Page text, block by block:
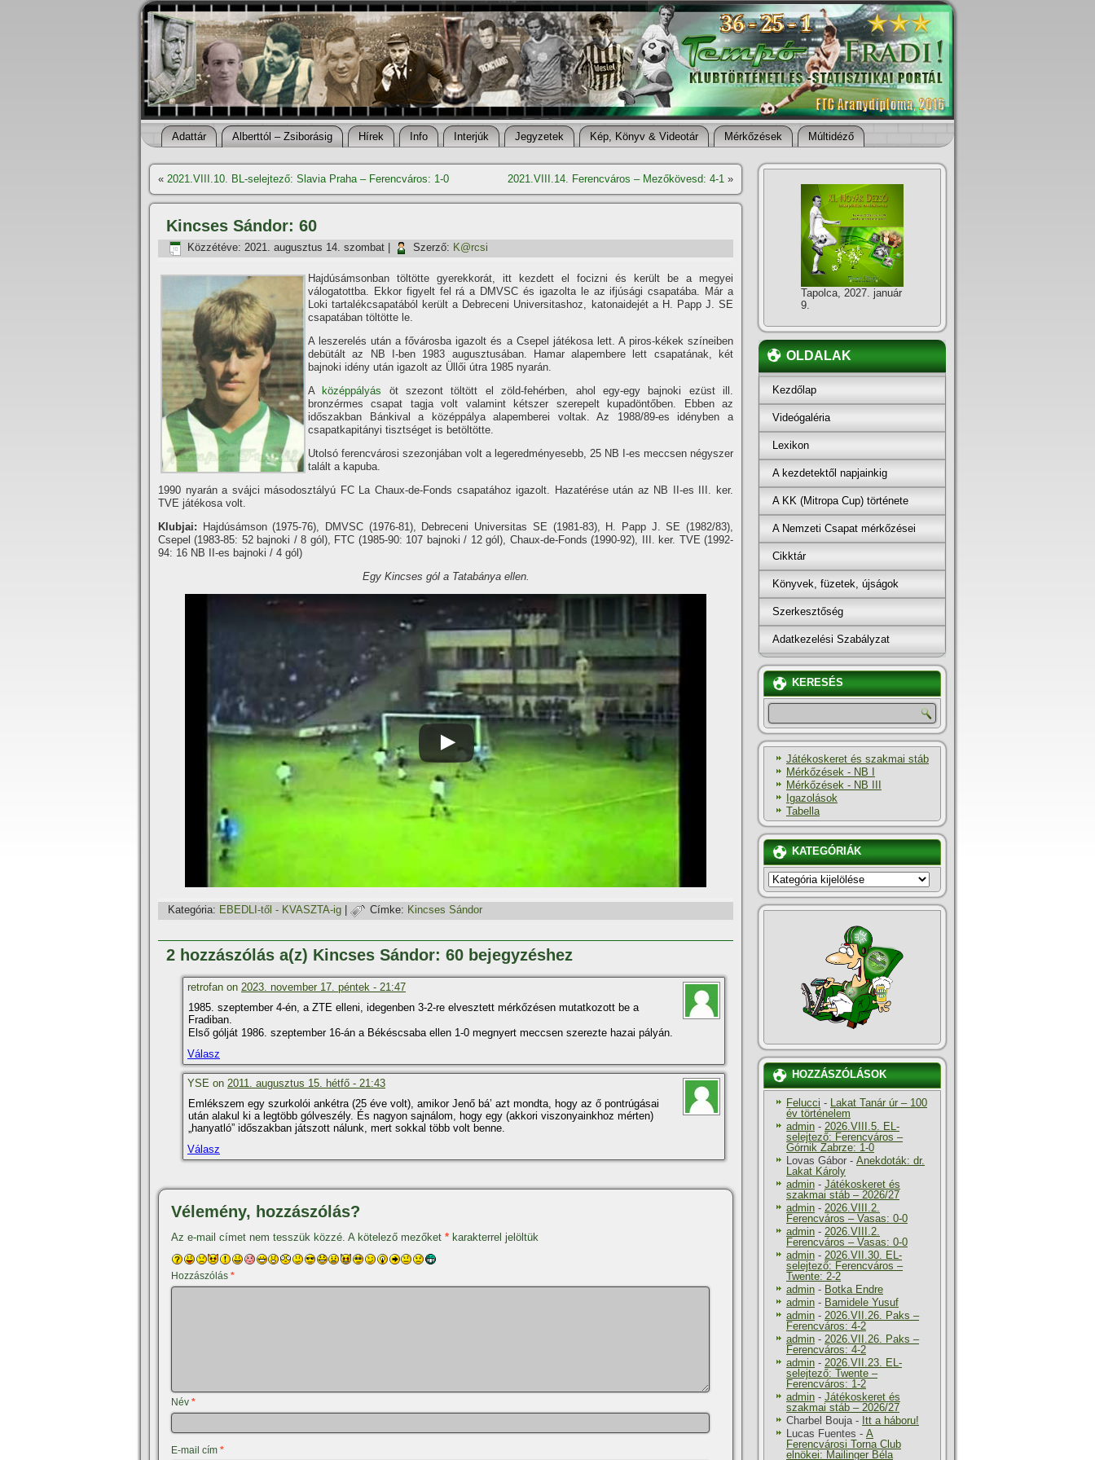
Adattár Alberttól – Zsiborásig Hí­rek Info Interjúk Jegyzetek Kép, Könyv & Videotár Mérkőzések Múltidéző
« 2021.VIII.10. BL-selejtező: Slavia Praha – Ferencváros: 1-0 2021.VIII.14. Ferencváros – Mezőkövesd: 4-1 »
Kincses Sándor: 60
Közzétéve: 2021. augusztus 14. szombat Szerző: K@rcsi
Hajdúsámsonban töltötte gyerekkorát, itt kezdett el focizni és került be a megyei
válogatottba. Ekkor figyelt fel rá a DMVSC és igazolta le az ifjúsági csapatába. Már a
Loki tartalékcsapatából került a Debreceni Universitashoz, katonaidejét a H. Papp J. SE
csapatában töltötte le.
A leszerelés után a fővárosba igazolt és a Csepel játékosa lett. A piros-kékek szí­neiben
debütált az NB I-ben 1983 augusztusában. Hamar alapembere lett csapatának, két
bajnoki idény után igazolt az Üllői útra 1985 nyarán.
A
középpályás öt szezont töltött el zöld-fehérben, ahol egy-egy bajnoki ezüst ill.
bronzérmes csapat tagja volt valamint kétszer szerepelt kupadöntőben. Ebben az
időszakban Bánkival a középpálya alapemberei voltak. Az 1988/89-es idényben a
csapatkapitányi tisztséget is betöltötte.
Utolsó ferencvárosi szezonjában volt a legeredményesebb, 25 NB I-es meccsen négyszer
talált a kapuba.
1990 nyarán a svájci másodosztályú FC La Chaux-de-Fonds csapatához igazolt. Hazatérése után az NB II-es III. ker.
TVE játékosa volt.
Klubjai: Hajdúsámson (1975-76), DMVSC (1976-81), Debreceni Universitas SE (1981-83), H. Papp J. SE (1982/83),
Csepel (1983-85: 52 bajnoki / 8 gól), FTC (1985-90: 107 bajnoki / 12 gól), Chaux-de-Fonds (1990-92), III. ker. TVE (1992-
94: 16 NB II-es bajnoki / 4 gól)
Egy Kincses gól a Tatabánya ellen.
Kategória: EBEDLI-től - KVASZTA-ig Címke: Kincses Sándor
2 hozzászólás a(z) Kincses Sándor: 60 bejegyzéshez
retrofan on 2023. november 17. péntek - 21:47
1985. szeptember 4-én, a ZTE elleni, idegenben 3-2-re elvesztett mérkőzésen mutatkozott be a
Fradiban.
Első gólját 1986. szeptember 16-án a Békéscsaba ellen 1-0 megnyert meccsen szerezte hazai pályán.
Válasz
YSE on 2011. augusztus 15. hétfő - 21:43
Emlékszem egy szurkolói ankétra (25 éve volt), amikor Jenő bá’ azt mondta, hogy az ő pontrúgásai
után alakul ki a legtöbb gólveszély. És nagyon sajnálom, hogy egy (akkori viszonyainkhoz mérten)
„hanyatló” időszakban játszott nálunk, mert sokkal több volt benne.
Válasz
Vélemény, hozzászólás?
Az e-mail címet nem tesszük közzé. A kötelező mezőket * karakterrel jelöltük
Hozzászólás *
Név *
E-mail cím *
Tapolca, 2027. január
9.
OLDALAK
Kezdőlap
Videógaléria
Lexikon
A kezdetektől napjainkig
A KK (Mitropa Cup) története
A Nemzeti Csapat mérkőzései
Cikktár
Könyvek, füzetek, újságok
Szerkesztőség
Adatkezelési Szabályzat
KERESÉS
Játékoskeret és szakmai stáb
Mérkőzések - NB I
Mérkőzések - NB III
Igazolások
Tabella
KATEGÓRIÁK
KATEGÓRIÁK
HOZZÁSZÓLÁSOK
Felucci - Lakat Tanár úr – 100
év történelem
admin - 2026.VIII.5. EL-
selejtező: Ferencváros –
Górnik Zabrze: 1-0
Lovas Gábor - Anekdoták: dr.
Lakat Károly
admin - Játékoskeret és
szakmai stáb – 2026/27
admin - 2026.VIII.2.
Ferencváros – Vasas: 0-0
admin - 2026.VIII.2.
Ferencváros – Vasas: 0-0
admin - 2026.VII.30. EL-
selejtező: Ferencváros –
Twente: 2-2
admin - Botka Endre
admin - Bamidele Yusuf
admin - 2026.VII.26. Paks –
Ferencváros: 4-2
admin - 2026.VII.26. Paks –
Ferencváros: 4-2
admin - 2026.VII.23. EL-
selejtező: Twente –
Ferencváros: 1-2
admin - Játékoskeret és
szakmai stáb – 2026/27
Charbel Bouja- Itt a háboru!
Lucas Fuentes - A
Ferencvárosi Torna Club
elnökei: Mailinger Béla